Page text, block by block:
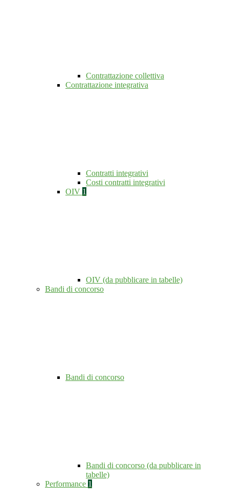
Contrattazione collettiva
Contrattazione integrativa
Contratti integrativi
Costi contratti integrativi
OIV 1
OIV (da pubblicare in tabelle)
Bandi di concorso
Bandi di concorso
Bandi di concorso (da pubblicare in
tabelle)
Performance 1